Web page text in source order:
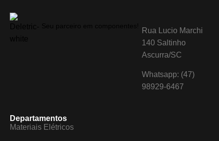
Rua Lucio Marchi
140 Saltinho
Ascurra/SC
Whatsapp: (47)
98929-6467
Departamentos
Materiais Elétricos